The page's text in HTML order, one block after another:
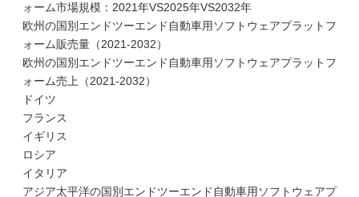
ォーム市場規模：2021年VS2025年VS2032年
欧州の国別エンドツーエンド自動車用ソフトウェアプラットフ
ォーム販売量（2021-2032）
欧州の国別エンドツーエンド自動車用ソフトウェアプラットフ
ォーム売上（2021-2032）
ドイツ
フランス
イギリス
ロシア
イタリア
アジア太平洋の国別エンドツーエンド自動車用ソフトウェアプ